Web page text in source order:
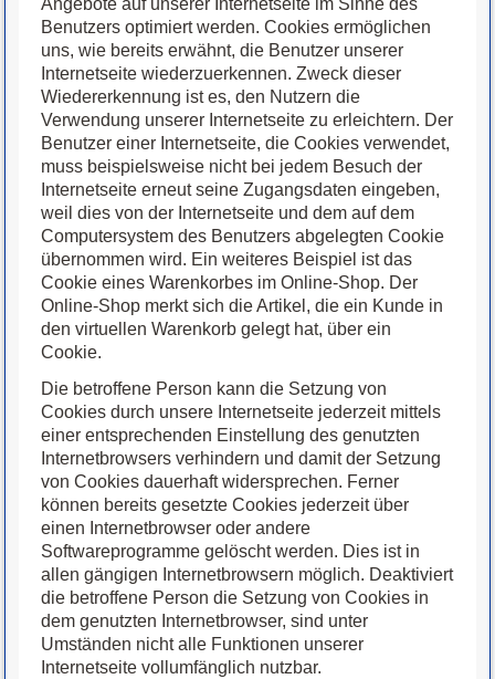
Angebote auf unserer Internetseite im Sinne des
Benutzers optimiert werden. Cookies ermöglichen
uns, wie bereits erwähnt, die Benutzer unserer
Internetseite wiederzuerkennen. Zweck dieser
Wiedererkennung ist es, den Nutzern die
Verwendung unserer Internetseite zu erleichtern. Der
Benutzer einer Internetseite, die Cookies verwendet,
muss beispielsweise nicht bei jedem Besuch der
Internetseite erneut seine Zugangsdaten eingeben,
weil dies von der Internetseite und dem auf dem
Computersystem des Benutzers abgelegten Cookie
übernommen wird. Ein weiteres Beispiel ist das
Cookie eines Warenkorbes im Online-Shop. Der
Online-Shop merkt sich die Artikel, die ein Kunde in
den virtuellen Warenkorb gelegt hat, über ein
Cookie.
Die betroffene Person kann die Setzung von
Cookies durch unsere Internetseite jederzeit mittels
einer entsprechenden Einstellung des genutzten
Internetbrowsers verhindern und damit der Setzung
von Cookies dauerhaft widersprechen. Ferner
können bereits gesetzte Cookies jederzeit über
einen Internetbrowser oder andere
Softwareprogramme gelöscht werden. Dies ist in
allen gängigen Internetbrowsern möglich. Deaktiviert
die betroffene Person die Setzung von Cookies in
dem genutzten Internetbrowser, sind unter
Umständen nicht alle Funktionen unserer
Internetseite vollumfänglich nutzbar.